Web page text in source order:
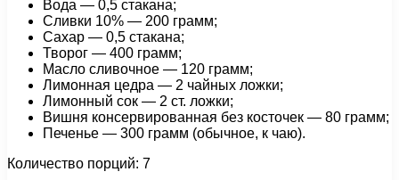
Вода — 0,5 стакана;
Сливки 10% — 200 грамм;
Сахар — 0,5 стакана;
Творог — 400 грамм;
Масло сливочное — 120 грамм;
Лимонная цедра — 2 чайных ложки;
Лимонный сок — 2 ст. ложки;
Вишня консервированная без косточек — 80 грамм;
Печенье — 300 грамм (обычное, к чаю).
Количество порций: 7